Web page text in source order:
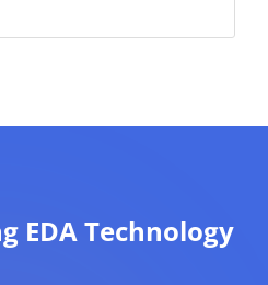
EDA Technology